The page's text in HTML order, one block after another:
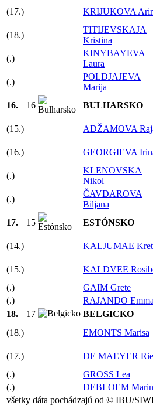
(17.) KRIJUKOVA
(18.)
TITIJEVSKAJA
Kristina
(.)
KINYBAYEVA
Laura
(.)
POLDJAJEVA
Marija
16. 16 BULHARSKO
(15.) ADŽAMOVA
(16.) GEORGIEVA
(.)
KLENOVSKA
Nikol
(.)
ČAVDAROVA
Biljana
17. 15 ESTÓNSKO
(14.) KALJUMAE
(15.) KALDVEE
(.)
GAIM Grete
(.)
RAJANDO Emma
18.
17 BELGICKO
(18.)
EMONTS Marisa
(17.) DE MAEYER
(.)
GROSS Lea
(.)
DEBLOEM
všetky dáta pochádzajú od © IBU/